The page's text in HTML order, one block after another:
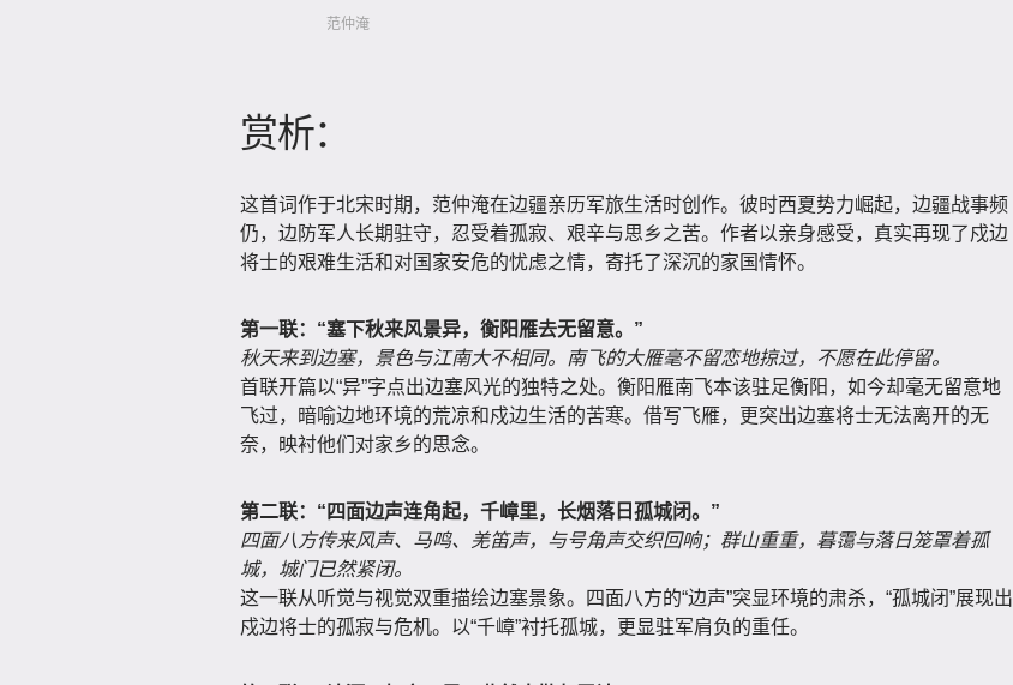
范仲淹
赏析：
这首词作于北宋时期，范仲淹在边疆亲历军旅生活时创作。彼时西夏势力崛起，边疆战事频
仍，边防军人长期驻守，忍受着孤寂、艰辛与思乡之苦。作者以亲身感受，真实再现了戍边
将士的艰难生活和对国家安危的忧虑之情，寄托了深沉的家国情怀。
第一联： “塞下秋来风景异，衡阳雁去无留意。”
秋天来到边塞，景色与江南大不相同。南飞的大雁毫不留恋地掠过，不愿在此停留。
首联开篇以“异”字点出边塞风光的独特之处。衡阳雁南飞本该驻足衡阳，如今却毫无留意地
飞过，暗喻边地环境的荒凉和戍边生活的苦寒。借写飞雁，更突出边塞将士无法离开的无
奈，映衬他们对家乡的思念。
第二联： “四面边声连角起，千嶂里，长烟落日孤城闭。”
四面八方传来风声、马鸣、羌笛声，与号角声交织回响；群山重重，暮霭与落日笼罩着孤
城，城门已然紧闭。
这一联从听觉与视觉双重描绘边塞景象。四面八方的“边声”突显环境的肃杀，“孤城闭”展现出
戍边将士的孤寂与危机。以“千嶂”衬托孤城，更显驻军肩负的重任。